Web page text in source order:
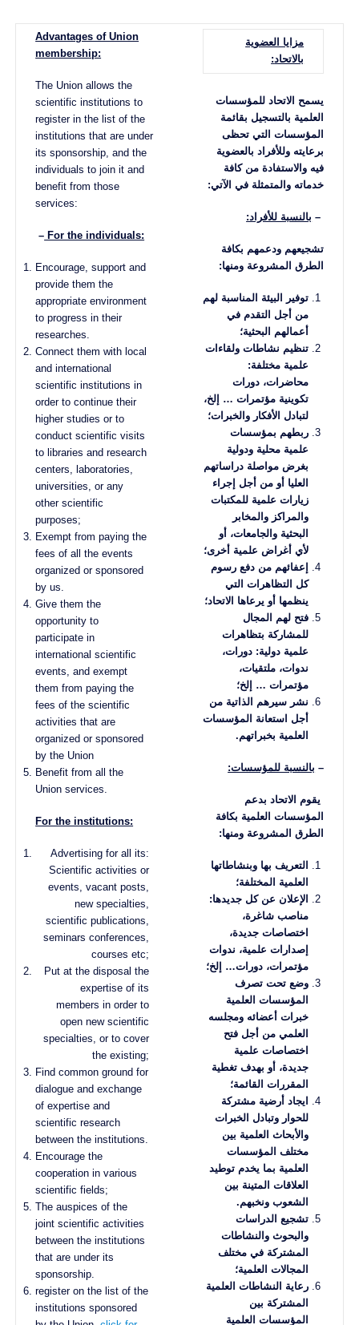
مزايا العضوية
بالاتحاد:
يسمح الاتحاد للمؤسسات
العلمية بالتسجيل بقائمة
المؤسسات التي تحظى
برعايته وللأفراد بالعضوية
فيه والاستفادة من كافة
خدماته والمتمثلة في الآتي:
– بالنسبة للأفراد:
تشجيعهم ودعمهم بكافة
الطرق المشروعة ومنها:
توفير البيئة المناسبة لهم
من أجل التقدم في
أعمالهم البحثية؛
تنظيم نشاطات ولقاءات
علمية مختلفة:
محاضرات، دورات
تكوينية مؤتمرات … إلخ،
لتبادل الأفكار والخبرات؛
ربطهم بمؤسسات
علمية محلية ودولية
بغرض مواصلة دراساتهم
العليا أو من أجل إجراء
زيارات علمية للمكتبات
والمراكز والمخابر
البحثية والجامعات، أو
لأي أغراض علمية أخرى؛
إعفائهم من دفع رسوم
كل التظاهرات التي
ينظمها أو يرعاها الاتحاد؛
فتح لهم المجال
للمشاركة بتظاهرات
علمية دولية: دورات،
ندوات، ملتقيات،
مؤتمرات … إلخ؛
نشر سيرهم الذاتية من
أجل استعانة المؤسسات
العلمية بخبراتهم.
– بالنسبة للمؤسسات:
يقوم الاتحاد بدعم
المؤسسات العلمية بكافة
الطرق المشروعة ومنها:
التعريف بها وبنشاطاتها
العلمية المختلفة؛
الإعلان عن كل جديدها:
مناصب شاغرة،
اختصاصات جديدة،
إصدارات علمية، ندوات
مؤتمرات، دورات… إلخ؛
وضع تحت تصرف
المؤسسات العلمية
خبرات أعضائه ومجلسه
العلمي من أجل فتح
اختصاصات علمية
جديدة، أو بهدف تغطية
المقررات القائمة؛
ايجاد أرضية مشتركة
للحوار وتبادل الخبرات
والأبحاث العلمية بين
مختلف المؤسسات
العلمية بما يخدم توطيد
العلاقات المتينة بين
الشعوب ونخبهم.
تشجيع الدراسات
والبحوث والنشاطات
المشتركة في مختلف
المجالات العلمية؛
رعاية النشاطات العلمية
المشتركة بين
المؤسسات العلمية
Advantages of Union
membership:
The Union allows the
scientific institutions to
register in the list of the
institutions that are under
its sponsorship, and the
individuals to join it and
benefit from those
services:
– For the individuals:
Encourage, support and
provide them the
appropriate environment
to progress in their
researches.
Connect them with local
and international
scientific institutions in
order to continue their
higher studies or to
conduct scientific visits
to libraries and research
centers, laboratories,
universities, or any
other scientific
purposes;
Exempt from paying the
fees of all the events
organized or sponsored
by us.
Give them the
opportunity to
participate in
international scientific
events, and exempt
them from paying the
fees of the scientific
activities that are
organized or sponsored
by the Union
Benefit from all the
Union services.
For the institutions:
Advertising for all its:
Scientific activities or
events, vacant posts,
new specialties,
scientific publications,
seminars conferences,
courses etc;
Put at the disposal the
expertise of its
members in order to
open new scientific
specialties, or to cover
the existing;
Find common ground for
dialogue and exchange
of expertise and
scientific research
between the institutions.
Encourage the
cooperation in various
scientific fields;
The auspices of the
joint scientific activities
between the institutions
that are under its
sponsorship.
register on the list of the
institutions sponsored